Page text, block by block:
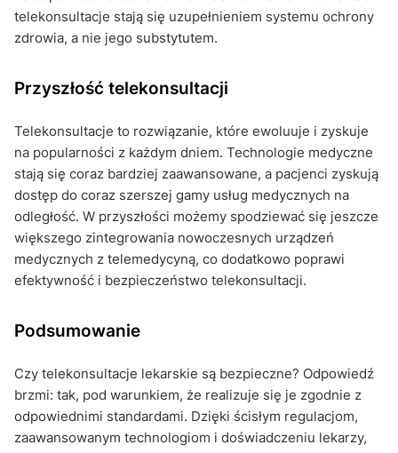
telekonsultacje stają się uzupełnieniem systemu ochrony
zdrowia, a nie jego substytutem.
Przyszłość telekonsultacji
Telekonsultacje to rozwiązanie, które ewoluuje i zyskuje
na popularności z każdym dniem. Technologie medyczne
stają się coraz bardziej zaawansowane, a pacjenci zyskują
dostęp do coraz szerszej gamy usług medycznych na
odległość. W przyszłości możemy spodziewać się jeszcze
większego zintegrowania nowoczesnych urządzeń
medycznych z telemedycyną, co dodatkowo poprawi
efektywność i bezpieczeństwo telekonsultacji.
Podsumowanie
Czy telekonsultacje lekarskie są bezpieczne? Odpowiedź
brzmi: tak, pod warunkiem, że realizuje się je zgodnie z
odpowiednimi standardami. Dzięki ścisłym regulacjom,
zaawansowanym technologiom i doświadczeniu lekarzy,